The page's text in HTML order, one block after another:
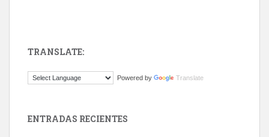
El ayuntamiento se va a llevar a Los Gatos callejeros de la zona los
TRANSLATE:
Powered by Translate
ENTRADAS RECIENTES